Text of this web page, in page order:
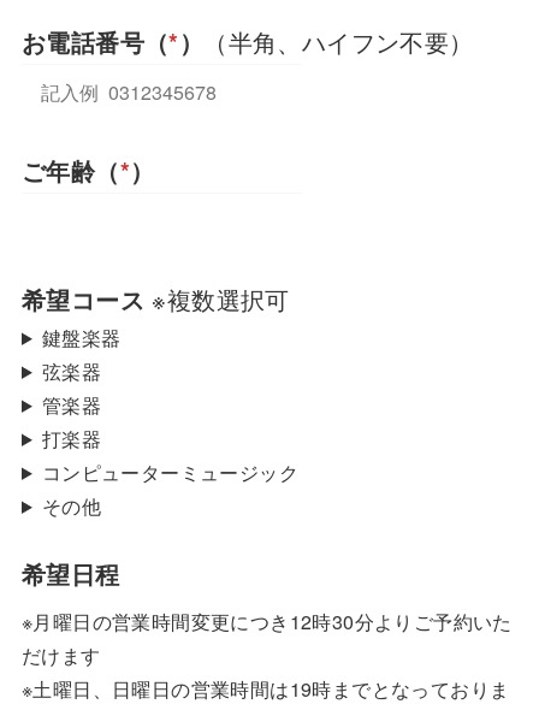
お電話番号（*） （半角、ハイフン不要）
ご年齢（*）
希望コース ※複数選択可
鍵盤楽器
弦楽器
管楽器
打楽器
コンピューターミュージック
その他
希望日程
※月曜日の営業時間変更につき12時30分よりご予約いた
だけます
※土曜日、日曜日の営業時間は19時までとなっておりま